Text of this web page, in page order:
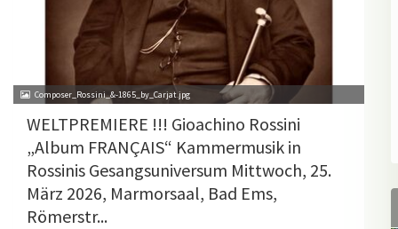
Composer_Rossini_&-1865_by_Carjat.jpg
WELTPREMIERE !!! Gioachino Rossini
„Album FRANÇAIS“ Kammermusik in
Rossinis Gesangsuniversum Mittwoch, 25.
März 2026, Marmorsaal, Bad Ems,
Römerstr...